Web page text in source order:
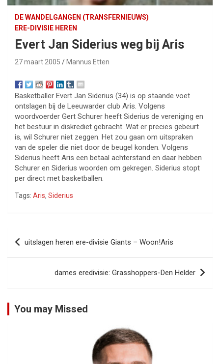
DE WANDELGANGEN (TRANSFERNIEUWS)
ERE-DIVISIE HEREN
Evert Jan Siderius weg bij Aris
27 maart 2005 Mannus Etten
Basketballer Evert Jan Siderius (34) is op staande voet
ontslagen bij de Leeuwarder club Aris. Volgens
woordvoerder Gert Schurer heeft Siderius de vereniging en
het bestuur in diskrediet gebracht. Wat er precies gebeurt
is, wil Schurer niet zeggen. Het zou gaan om uitspraken
van de speler die niet door de beugel konden. Volgens
Siderius heeft Aris een betaal achterstand en daar hebben
Schurer en Siderius woorden om gekregen. Siderius stopt
per direct met basketballen.
Tags: Aris, Siderius
Bericht
navigatie
uitslagen heren ere-divisie Giants – Woon!Aris
dames eredivisie: Grasshoppers-Den Helder
You may Missed